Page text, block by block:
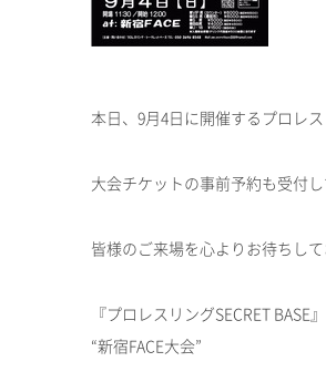
本日、9月4日に開催するプロレ
大会チケットの事前予約も受付
皆様のご来場を心よりお待ちして
『プロレスリングSECRET BASE』
“新宿FACE大会”